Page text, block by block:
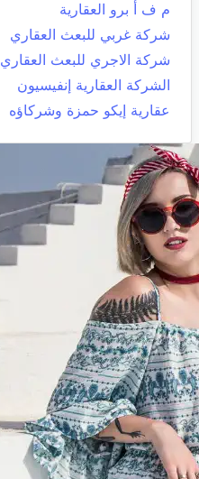
م ف أ برو العقارية
شركة غربي للبعث العقاري
شركة الاجري للبعث العقاري
الشركة العقارية إنفيسيون
عقارية إيكو حمزة وشركاؤه